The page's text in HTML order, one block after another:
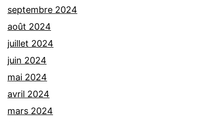
septembre 2024
août 2024
juillet 2024
juin 2024
mai 2024
avril 2024
mars 2024